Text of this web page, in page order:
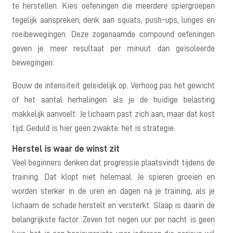
te herstellen. Kies oefeningen die meerdere spiergroepen
tegelijk aanspreken, denk aan squats, push-ups, lunges en
roeibewegingen. Deze zogenaamde compound oefeningen
geven je meer resultaat per minuut dan geïsoleerde
bewegingen.
Bouw de intensiteit geleidelijk op. Verhoog pas het gewicht
of het aantal herhalingen als je de huidige belasting
makkelijk aanvoelt. Je lichaam past zich aan, maar dat kost
tijd. Geduld is hier geen zwakte: het is strategie.
Herstel is waar de winst zit
Veel beginners denken dat progressie plaatsvindt tijdens de
training. Dat klopt niet helemaal. Je spieren groeien en
worden sterker in de uren en dagen ná je training, als je
lichaam de schade herstelt en versterkt. Slaap is daarin de
belangrijkste factor. Zeven tot negen uur per nacht is geen